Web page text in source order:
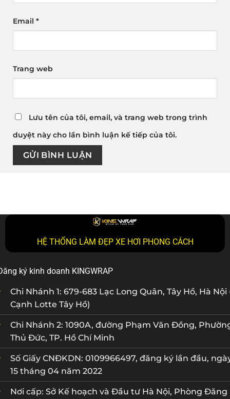
Email *
Trang web
Lưu tên của tôi, email, và trang web trong trình
duyệt này cho lần bình luận kế tiếp của tôi.
HỆ THỐNG LÀM ĐẸP XE HƠI PHONG CÁCH
ký kinh doanh KINGWRAP
Chi Nhánh 1: 679-683 Lạc Long Quân, Tây Hồ, Hà Nội
Cạnh Lotte Tây Hồ)
Chi Nhánh 2: 1090A, đường Phạm Văn Đồng,
Thủ Đức, TP. Hồ Chí Minh
Số Giấy CNĐKDN: 0109966497, đăng ký lần đầu,
15 tháng 04 năm 2022
Nơi cấp: Sở Kế hoạch và Đầu tư Hà Nội, Phòng Đăng